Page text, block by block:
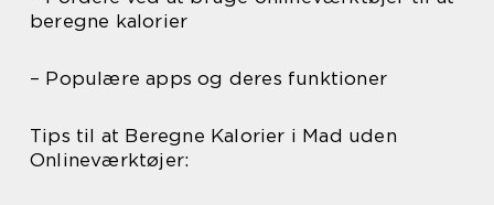
beregne kalorier
– Populære apps og deres funktioner
Tips til at Beregne Kalorier i Mad uden
Onlineværktøjer: